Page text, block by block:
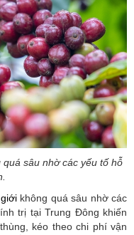
sâu nhờ các yếu tố hỗ
không quá sâu nhờ các
trị tại Trung Đông khiến
kéo theo chi phí vận